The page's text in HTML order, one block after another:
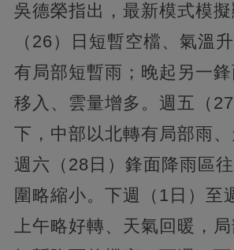
吳德榮指出，最新模式模
（26）日短暫空檔、氣溫
有局部短暫雨；晚起另一
移入、雲量增多。週五（
下，中部以北轉有局部雨、
週六（28日）鋒面降雨區
圍略縮小。下週（1日）至
上午略好轉、天氣回暖，